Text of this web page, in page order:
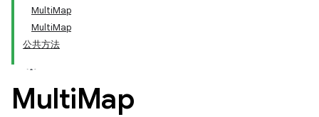
MultiMap
MultiMap
公共方法
MultiMap